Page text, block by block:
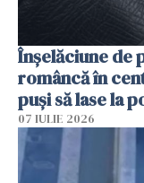
Înșelăciune de
româncă în
puși să lase la
07 IULIE 2026